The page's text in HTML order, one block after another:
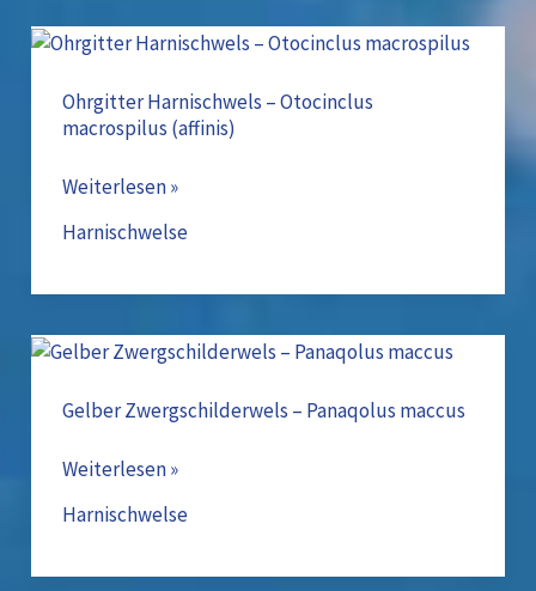
Ohrgitter Harnischwels – Otocinclus
macrospilus (affinis)
Ohrgitter
–
Otocinclus
(affinis)
Weiterlesen »
Harnischwelse
Gelber Zwergschilderwels – Panaqolus maccus
Gelber
–
maccus
Weiterlesen »
Harnischwelse